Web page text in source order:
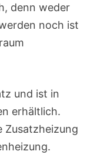
denn weder
noch ist
und ist in
erhältlich.
Zusatzheizung